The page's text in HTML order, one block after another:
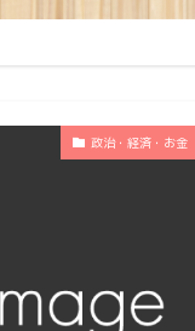
政治・経済・お金